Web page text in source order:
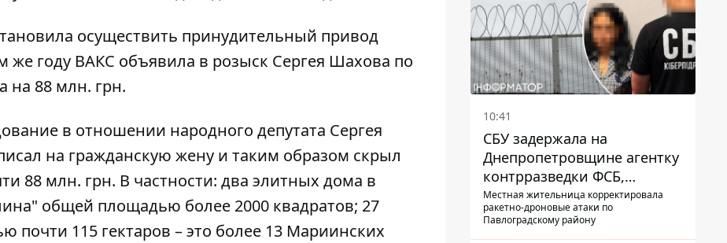
осуществить принудительный привод
же году ВАКС объявила в розыск Сергея Шахова по
на 88 млн. грн.
в отношении народного депутата Сергея
на гражданскую жену и таким образом скрыл
88 млн. грн. В частности: два элитных дома в
общей площадью более 2000 квадратов; 27
115 гектаров – это более 13 Мариинских
10:41
СБУ задержала на
Днепропетровщине агентку
контрразведки ФСБ,
готовившую теракты –
шпионила за военными
Местная жительница корректировала
ракетно-дроновые атаки по
Павлоградскому району